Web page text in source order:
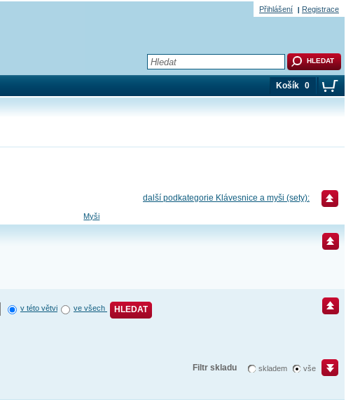
další podkategorie Klávesnice a myši (sety):
Myši
v této větvi ve všech HLEDAT
Filtr skladu skladem vše
Košík 0
Přihlášení Registrace